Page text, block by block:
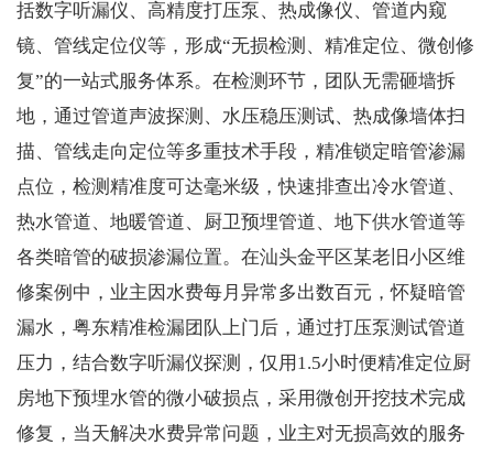
括数字听漏仪、高精度打压泵、热成像仪、管道内窥
镜、管线定位仪等，形成“无损检测、精准定位、微创修
复”的一站式服务体系。在检测环节，团队无需砸墙拆
地，通过管道声波探测、水压稳压测试、热成像墙体扫
描、管线走向定位等多重技术手段，精准锁定暗管渗漏
点位，检测精准度可达毫米级，快速排查出冷水管道、
热水管道、地暖管道、厨卫预埋管道、地下供水管道等
各类暗管的破损渗漏位置。在汕头金平区某老旧小区维
修案例中，业主因水费每月异常多出数百元，怀疑暗管
漏水，粤东精准检漏团队上门后，通过打压泵测试管道
压力，结合数字听漏仪探测，仅用1.5小时便精准定位厨
房地下预埋水管的微小破损点，采用微创开挖技术完成
修复，当天解决水费异常问题，业主对无损高效的服务